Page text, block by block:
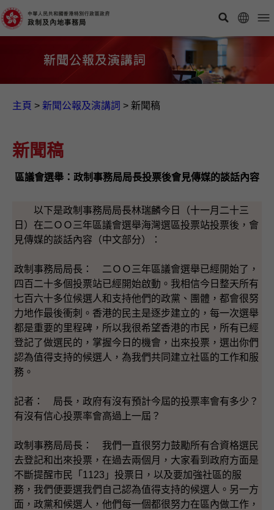
主頁 > 新聞公報及演講詞 > 新聞稿
新聞稿
區議會選舉：政制事務局局長投票後會見傳媒的談話內容
以下是政制事務局局長林瑞麟今日（十一月二十三
日）在二ＯＯ三年區議會選舉海灣選區投票站投票後，會
見傳媒的談話內容（中文部分）：
政制事務局局長： 二ＯＯ三年區議會選舉已經開始了，
四百二十多個投票站已經開始啟動。我相信今日整天所有
七百六十多位候選人和支持他們的政黨、團體，都會很努
力地作最後衝刺。香港的民主是逐步建立的，每一次選舉
都是重要的里程碑，所以我很希望香港的市民，所有已經
登記了做選民的，掌握今日的機會，出來投票，選出你們
認為值得支持的候選人，為我們共同建立社區的工作和服
務。
記者： 局長，政府有沒有預計今屆的投票率會有多少？
有沒有信心投票率會高過上一屆？
政制事務局局長： 我們一直很努力鼓勵所有合資格選民
去登記和出來投票，在過去兩個月，大家看到政府方面是
不斷提醒市民「1123」投票日，以及要加強社區的服
務，我們便要選我們自己認為值得支持的候選人。另一方
面，政黨和候選人，他們每一個都很努力在區內做工作，